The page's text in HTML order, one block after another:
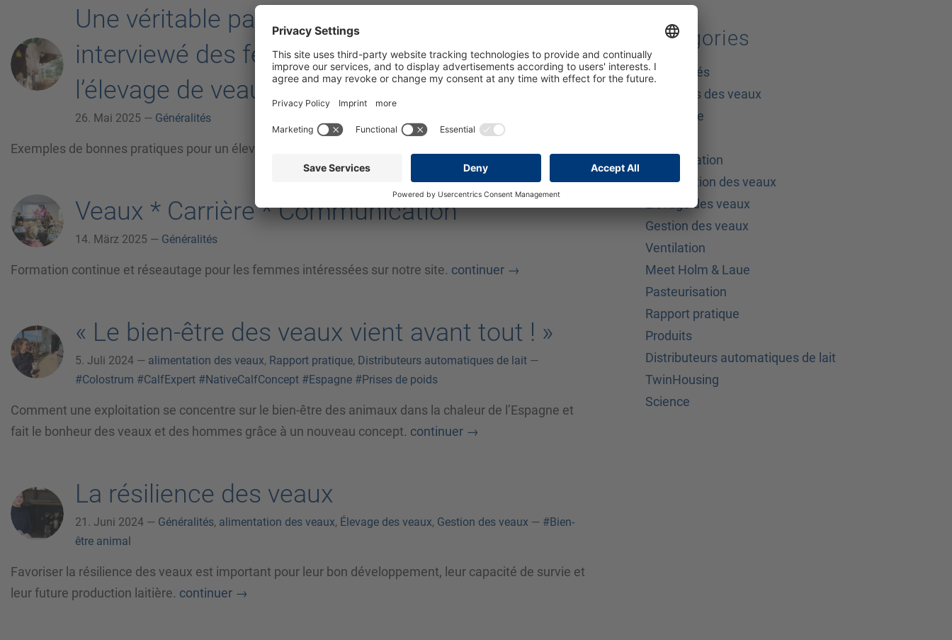
Une véritable passion pour les veaux : on a
interviewé des femmes très engagées dans
l’élevage de veaux – Partie 1
26. Mai 2025 — Généralités
Exemples de bonnes pratiques pour un élevage de veaux sain et naturel.
Veaux * Carrière * Communication
14. März 2025 — Généralités
Formation continue et réseautage pour les femmes intéressées sur notre site. continuer →
« Le bien-être des veaux vient avant tout ! »
5. Juli 2024 — alimentation des veaux, Rapport pratique, Distributeurs automatiques de lait —
#Colostrum #CalfExpert #NativeCalfConcept #Espagne #Prises de poids
Comment une exploitation se concentre sur le bien-être des animaux dans la chaleur de l’Espagne et
fait le bonheur des veaux et des hommes grâce à un nouveau concept. continuer →
La résilience des veaux
21. Juni 2024 — Généralités, alimentation des veaux, Élevage des veaux, Gestion des veaux — #Bien-
être animal
Favoriser la résilience des veaux est important pour leur bon développement, leur capacité de survie et
leur future production laitière. continuer →
Catégories
Généralités
En dehors des veaux
Biologique
Immunisation
alimentation des veaux
Élevage des veaux
Gestion des veaux
Ventilation
Meet Holm & Laue
Pasteurisation
Rapport pratique
Produits
Distributeurs automatiques de lait
TwinHousing
Science